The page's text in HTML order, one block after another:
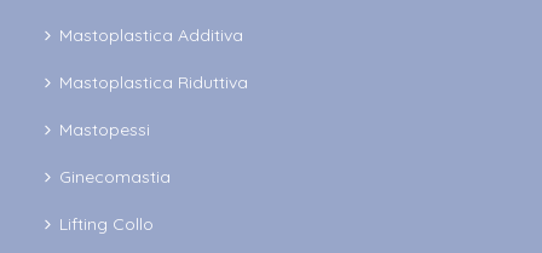
Mastoplastica Additiva
Mastoplastica Riduttiva
Mastopessi
Ginecomastia
Lifting Collo